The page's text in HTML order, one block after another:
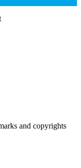
and copyrights